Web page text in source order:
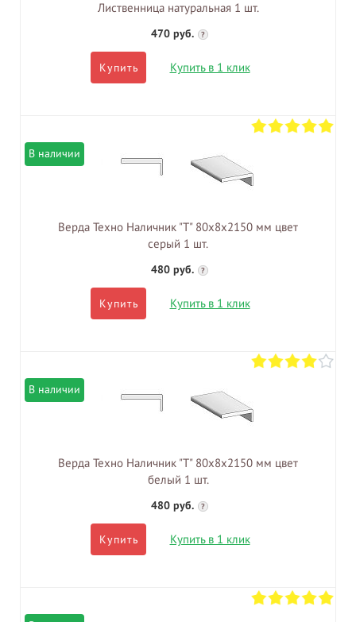
Лиственница натуральная 1 шт.
470 руб. ?
Купить Купить в 1 клик
В наличии
Верда Техно Наличник "Т" 80х8х2150 мм цвет
серый 1 шт.
480 руб. ?
Купить Купить в 1 клик
В наличии
Верда Техно Наличник "Т" 80х8х2150 мм цвет
белый 1 шт.
480 руб. ?
Купить Купить в 1 клик